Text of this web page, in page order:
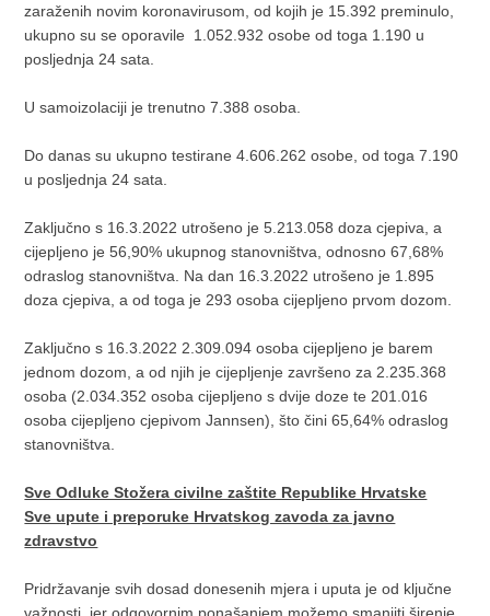
zaraženih novim koronavirusom, od kojih je 15.392 preminulo,
ukupno su se oporavile 1.052.932 osobe od toga 1.190 u
posljednja 24 sata.
U samoizolaciji je trenutno 7.388 osoba.
Do danas su ukupno testirane 4.606.262 osobe, od toga 7.190
u posljednja 24 sata.
Zaključno s 16.3.2022 utrošeno je 5.213.058 doza cjepiva, a
cijepljeno je 56,90% ukupnog stanovništva, odnosno 67,68%
odraslog stanovništva. Na dan 16.3.2022 utrošeno je 1.895
doza cjepiva, a od toga je 293 osoba cijepljeno prvom dozom.
Zaključno s 16.3.2022 2.309.094 osoba cijepljeno je barem
jednom dozom, a od njih je cijepljenje završeno za 2.235.368
osoba (2.034.352 osoba cijepljeno s dvije doze te 201.016
osoba cijepljeno cjepivom Jannsen), što čini 65,64% odraslog
stanovništva.
Sve Odluke Stožera civilne zaštite Republike Hrvatske
Sve upute i preporuke Hrvatskog zavoda za javno
zdravstvo
Pridržavanje svih dosad donesenih mjera i uputa je od ključne
važnosti, jer odgovornim ponašanjem možemo smanjiti širenje